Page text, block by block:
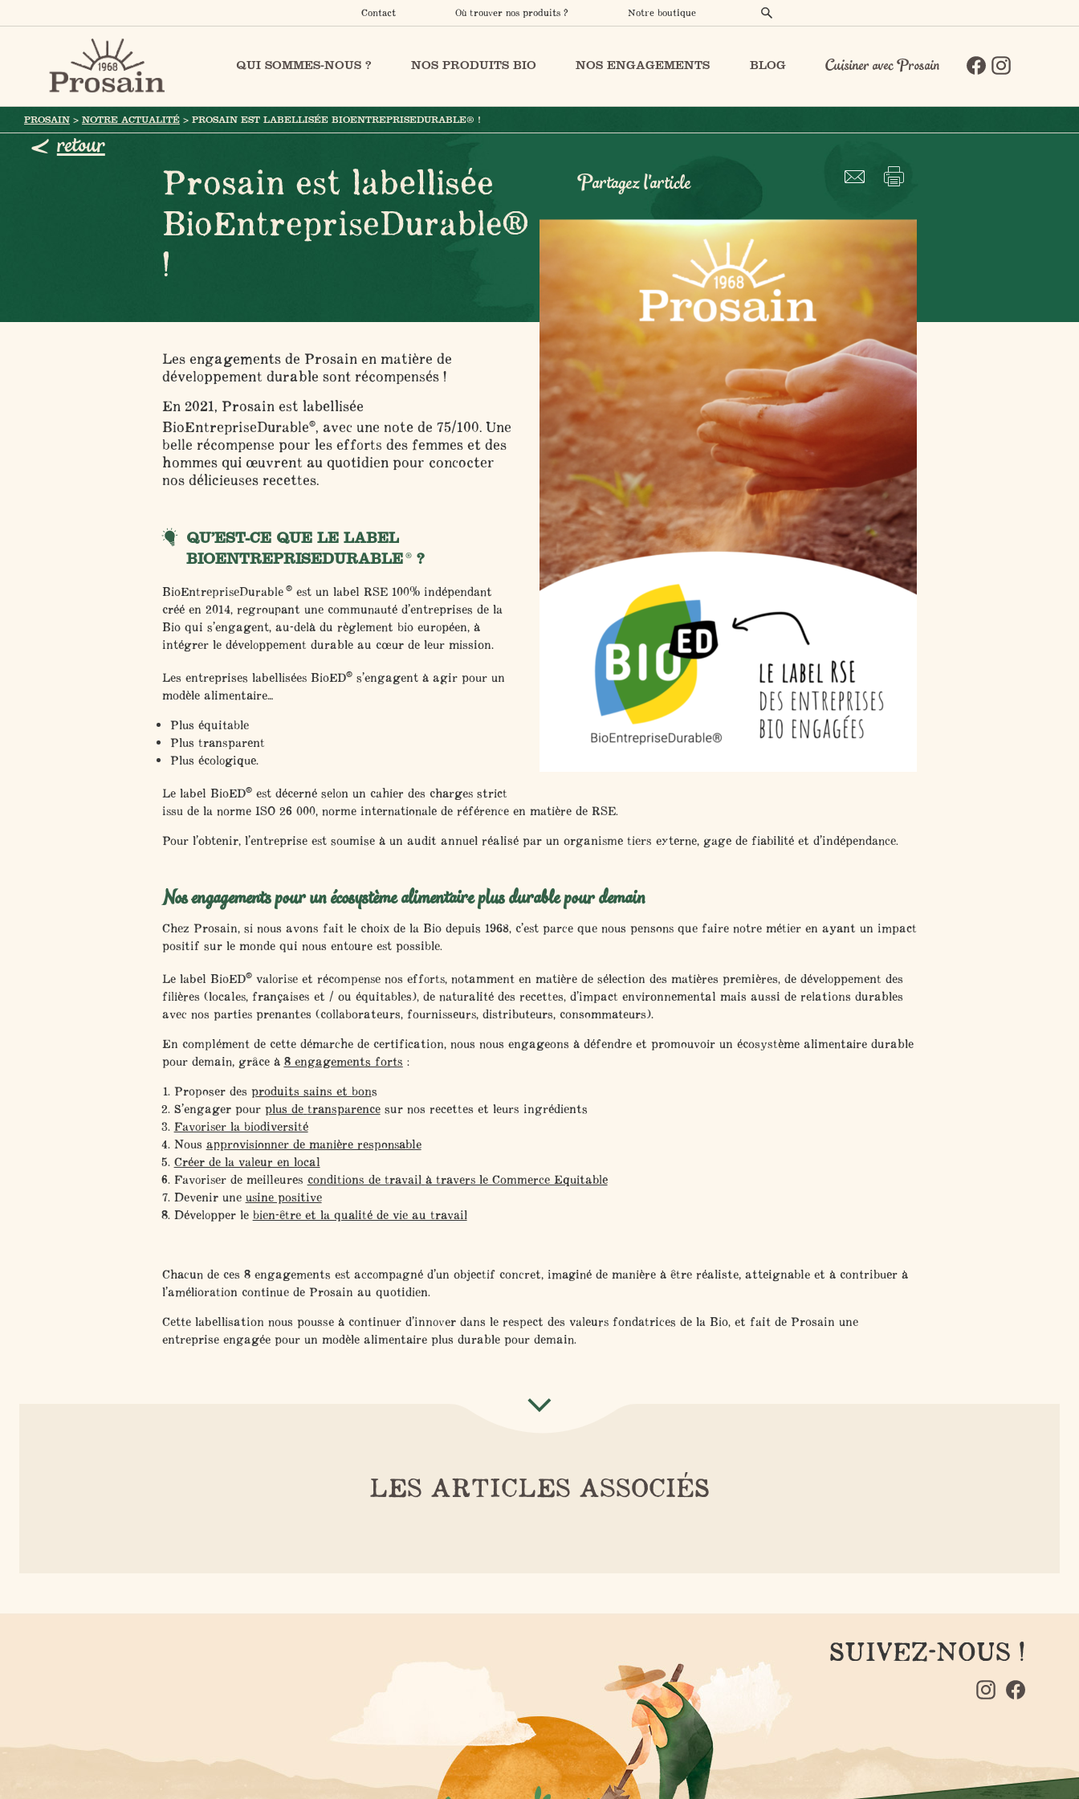
Contact Où trouver nos produits ? Notre boutique
QUI SOMMES-NOUS ? NOS PRODUITS BIO NOS ENGAGEMENTS BLOG Cuisiner avec Prosain
PROSAIN > NOTRE ACTUALITÉ > PROSAIN EST LABELLISÉE BIOENTREPRISEDURABLE® !
retour
Prosain est labellisée
BioEntrepriseDurable®
!
Partagez l'article
Les engagements de Prosain en matière de
développement durable sont récompensés !
En 2021, Prosain est labellisée
BioEntrepriseDurable®, avec une note de 75/100. Une
belle récompense pour les efforts des femmes et des
hommes qui œuvrent au quotidien pour concocter
nos délicieuses recettes.
QU’EST-CE QUE LE LABEL
BIOENTREPRISEDURABLE®?
BioEntrepriseDurable ®est un label RSE 100% indépendant
créé en 2014, regroupant une communauté d’entreprises de la
Bio qui s’engagent, au-delà du règlement bio européen, à
intégrer le développement durable au cœur de leur mission.
Les entreprises labellisées BioED®s’engagent à agir pour un
modèle alimentaire…
Plus équitable
Plus transparent
Plus écologique.
Le label BioED®est décerné selon un cahier des charges strict
issu de la norme ISO 26 000, norme internationale de référence en matière de RSE.
Pour l’obtenir, l’entreprise est soumise à un audit annuel réalisé par un organisme tiers externe, gage de fiabilité et d’indépendance.
Nos engagements pour un écosystème alimentaire plus durable pour demain
Chez Prosain, si nous avons fait le choix de la Bio depuis 1968, c’est parce que nous pensons que faire notre métier en ayant un impact
positif sur le monde qui nous entoure est possible.
Le label BioED®valorise et récompense nos efforts, notamment en matière de sélection des matières premières, de développement des
filières (locales, françaises et / ou équitables), de naturalité des recettes, d’impact environnemental mais aussi de relations durables
avec nos parties prenantes (collaborateurs, fournisseurs, distributeurs, consommateurs).
En complément de cette démarche de certification, nous nous engageons à défendre et promouvoir un écosystème alimentaire durable
pour demain, grâce à 8 engagements forts :
Proposer des produits sains et bons
S’engager pour plus de transparencesur nos recettes et leurs ingrédients
Favoriser la biodiversité
Nous approvisionner de manière responsable
Créer de la valeur en local
Favoriser de meilleures conditions de travail à travers le Commerce Equitable
Devenir une usine positive
Développer le bien-être et la qualité de vie au travail
Chacun de ces 8 engagements est accompagné d’un objectif concret, imaginé de manière à être réaliste, atteignable et à contribuer à
l’amélioration continue de Prosain au quotidien.
Cette labellisation nous pousse àcontinuer d’innover dans le respect des valeurs fondatrices de la Bio, et fait de Prosain une
entreprise engagée pour un modèle alimentaire plus durablepour demain.
LES ARTICLES ASSOCIÉS
SUIVEZ-NOUS !